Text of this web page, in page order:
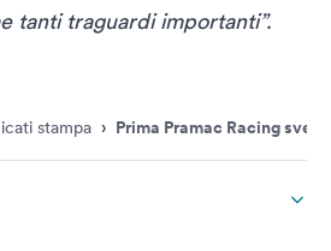
tanti traguardi importanti”.
stampa › Prima Pramac Racing